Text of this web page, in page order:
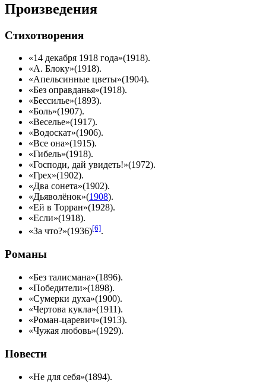
Произведения
Стихотворения
«14 декабря 1918 года»(1918).
«А. Блоку»(1918).
«Апельсинные цветы»(1904).
«Без оправданья»(1918).
«Бессилье»(1893).
«Боль»(1907).
«Веселье»(1917).
«Водоскат»(1906).
«Все она»(1915).
«Гибель»(1918).
«Господи, дай увидеть!»(1972).
«Грех»(1902).
«Два сонета»(1902).
«Дьяволёнок»(1908).
«Ей в Торран»(1928).
«Если»(1918).
«За что?»(1936)[6].
Романы
«Без талисмана»(1896).
«Победители»(1898).
«Сумерки духа»(1900).
«Чертова кукла»(1911).
«Роман-царевич»(1913).
«Чужая любовь»(1929).
Повести
«Не для себя»(1894).